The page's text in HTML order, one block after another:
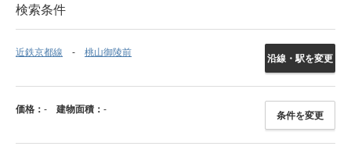
検索条件
近鉄京都線 桃山御陵前
沿線・駅を変更
価格： - 建物面積： -
条件を変更